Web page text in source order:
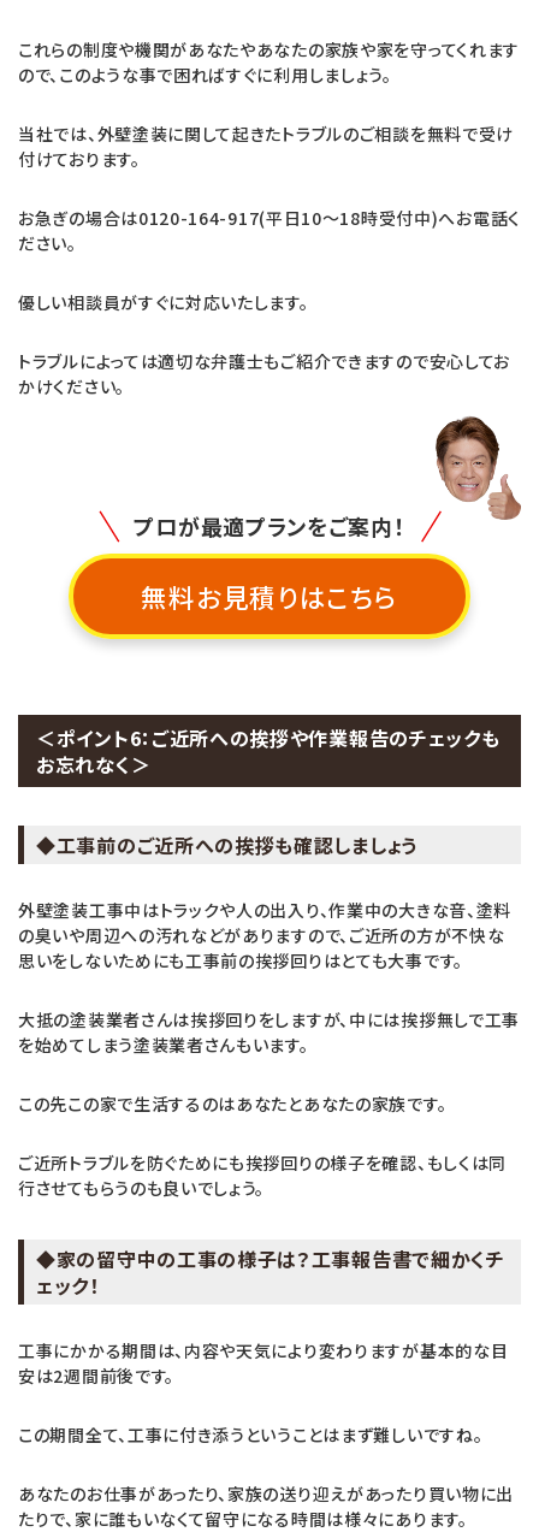
これらの制度や機関があなたやあなたの家族や家を守ってくれます
ので、このような事で困ればすぐに利用しましょう。
当社では、外壁塗装に関して起きたトラブルのご相談を無料で受け
付けております。
お急ぎの場合は0120-164-917(平日10～18時受付中)へお電話く
ださい。
優しい相談員がすぐに対応いたします。
トラブルによっては適切な弁護士もご紹介できますので安心してお
かけください。
プロが最適プランをご案内！
無料お見積りはこちら
＜ポイント6：ご近所への挨拶や作業報告のチェックも
お忘れなく＞
◆工事前のご近所への挨拶も確認しましょう
外壁塗装工事中はトラックや人の出入り、作業中の大きな音、塗料
の臭いや周辺への汚れなどがありますので、ご近所の方が不快な
思いをしないためにも工事前の挨拶回りはとても大事です。
大抵の塗装業者さんは挨拶回りをしますが、中には挨拶無しで工事
を始めてしまう塗装業者さんもいます。
この先この家で生活するのはあなたとあなたの家族です。
ご近所トラブルを防ぐためにも挨拶回りの様子を確認、もしくは同
行させてもらうのも良いでしょう。
◆家の留守中の工事の様子は？工事報告書で細かくチ
ェック！
工事にかかる期間は、内容や天気により変わりますが基本的な目
安は2週間前後です。
この期間全て、工事に付き添うということはまず難しいですね。
あなたのお仕事があったり、家族の送り迎えがあったり買い物に出
たりで、家に誰もいなくて留守になる時間は様々にあります。